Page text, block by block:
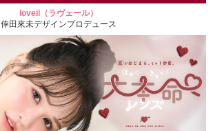
loveil（ラヴェール）
倖田來未デザインプロデュース